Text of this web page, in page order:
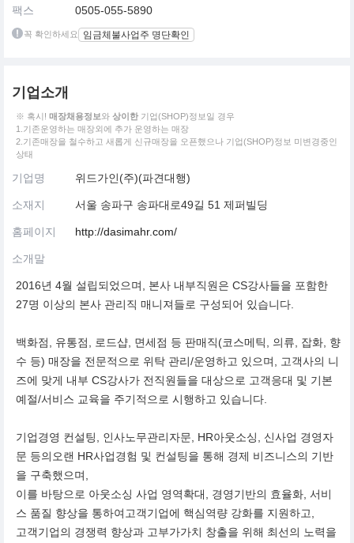
팩스 0505-055-5890
꼭 확인하세요 임금체불사업주 명단확인
기업소개
※ 혹시! 매장채용정보와 상이한 기업(SHOP)정보일 경우
1.기존운영하는 매장외에 추가 운영하는 매장
2.기존매장을 철수하고 새롭게 신규매장을 오픈했으나 기업(SHOP)정보 미변경중인
상태
기업명 위드가인(주)(파견대행)
소재지 서울 송파구 송파대로49길 51 제퍼빌딩
홈페이지 http://dasimahr.com/
소개말
2016년 4월 설립되었으며, 본사 내부직원은 CS강사들을 포함한
27명 이상의 본사 관리직 매니져들로 구성되어 있습니다.
백화점, 유통점, 로드샵, 면세점 등 판매직(코스메틱, 의류, 잡화, 향
수 등) 매장을 전문적으로 위탁 관리/운영하고 있으며, 고객사의 니
즈에 맞게 내부 CS강사가 전직원들을 대상으로 고객응대 및 기본
예절/서비스 교육을 주기적으로 시행하고 있습니다.
기업경영 컨설팅, 인사노무관리자문, HR아웃소싱, 신사업 경영자
문 등의오랜 HR사업경험 및 컨설팅을 통해 경제 비즈니스의 기반
을 구축했으며,
이를 바탕으로 아웃소싱 사업 영역확대, 경영기반의 효율화, 서비
스 품질 향상을 통하여고객기업에 핵심역량 강화를 지원하고,
고객기업의 경쟁력 향상과 고부가가치 창출을 위해 최선의 노력을